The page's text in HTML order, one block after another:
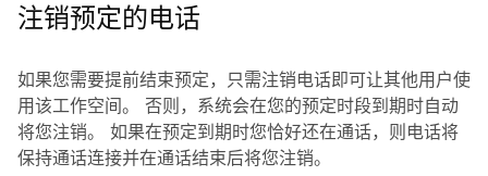
注销预定的电话
如果您需要提前结束预定，只需注销电话即可让其他用户使
用该工作空间。 否则，系统会在您的预定时段到期时自动
将您注销。 如果在预定到期时您恰好还在通话，则电话将
保持通话连接并在通话结束后将您注销。